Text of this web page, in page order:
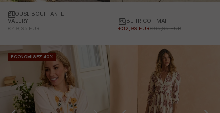
Choisissez des options
BLOUSE BOUFFANTE
VALERY
PRIX PROMOTIONNEL
€49,95 EUR
Choisissez des options
ROBE TRICOT MATI
PRIX PROMOTIONNEL
€32,99 EURPRIX NORMAL
€65,95 EUR
ÉCONOMISEZ 40%